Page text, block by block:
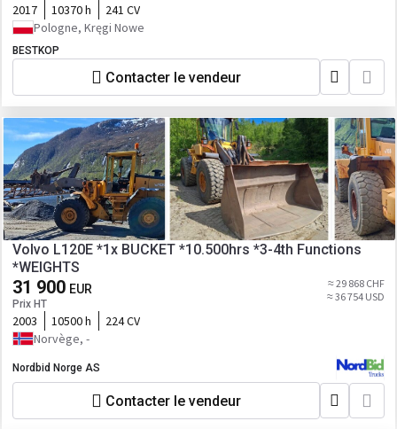
2017 10370 h
241 CV
Pologne, Kręgi Nowe
BESTKOP
Contacter le vendeur
Volvo L120E *1x BUCKET *10.500hrs *3-4th Functions
*WEIGHTS
31 900 EUR
Prix HT
≈ 29 868 CHF
≈ 36 754 USD
2003 10500 h
224 CV
Norvège, -
Nordbid Norge AS
Contacter le vendeur